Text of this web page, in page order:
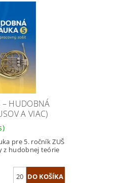
– HUDOBNÁ
A VIAC)
pre 5. ročník ZUŠ
z hudobnej teórie